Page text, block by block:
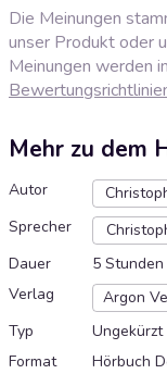
Die Meinungen
unser Produkt oder
Meinungen werden
Mehr zu dem
Autor
Sprecher
Dauer
5
Verlag
Argon
Typ
Ungekürzt
Format
Hörbuch